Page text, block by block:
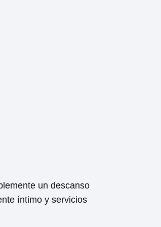
un descanso
íntimo y servicios